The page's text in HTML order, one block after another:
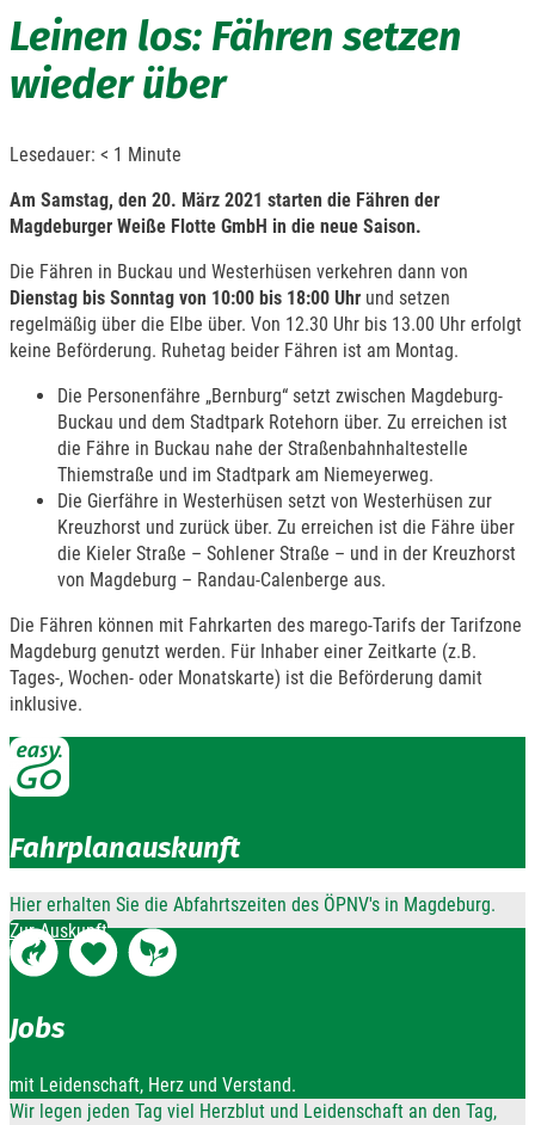
Leinen los: Fähren setzen
wieder über
Lesedauer: < 1 Minute
Am Samstag, den 20. März 2021 starten die Fähren der
Magdeburger Weiße Flotte GmbH in die neue Saison.
Die Fähren in Buckau und Westerhüsen verkehren dann von
Dienstag bis Sonntag von 10:00 bis 18:00 Uhr und setzen
regelmäßig über die Elbe über. Von 12.30 Uhr bis 13.00 Uhr erfolgt
keine Beförderung. Ruhetag beider Fähren ist am Montag.
Die Personenfähre „Bernburg“ setzt zwischen Magdeburg-
Buckau und dem Stadtpark Rotehorn über. Zu erreichen ist
die Fähre in Buckau nahe der Straßenbahnhaltestelle
Thiemstraße und im Stadtpark am Niemeyerweg.
Die Gierfähre in Westerhüsen setzt von Westerhüsen zur
Kreuzhorst und zurück über. Zu erreichen ist die Fähre über
die Kieler Straße – Sohlener Straße – und in der Kreuzhorst
von Magdeburg – Randau-Calenberge aus.
Die Fähren können mit Fahrkarten des marego-Tarifs der Tarifzone
Magdeburg genutzt werden. Für Inhaber einer Zeitkarte (z.B.
Tages-, Wochen- oder Monatskarte) ist die Beförderung damit
inklusive.
Fahrplanauskunft
Hier erhalten Sie die Abfahrtszeiten des ÖPNV's in Magdeburg.
Zur Auskunft
Jobs
mit Leidenschaft, Herz und Verstand.
Wir legen jeden Tag viel Herzblut und Leidenschaft an den Tag,